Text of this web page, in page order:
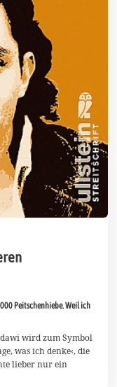
Peitschenhiebe. Weil ich
wird zum Symbol
was ich denke‹, die
lieber nur ein